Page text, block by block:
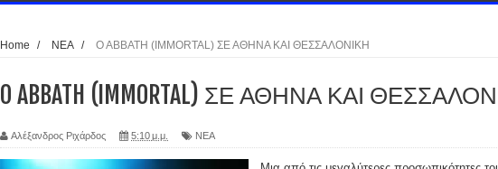
Home / ΝΕΑ / O ABBATH (IMMORTAL) ΣΕ ΑΘΗΝΑ ΚΑΙ ΘΕΣΣΑΛΟΝΙΚΗ
O ABBATH (IMMORTAL) ΣΕ ΑΘΗΝΑ ΚΑΙ
Αλέξανδρος Ριχάρδος 5:10 μ.μ. ΝΕΑ